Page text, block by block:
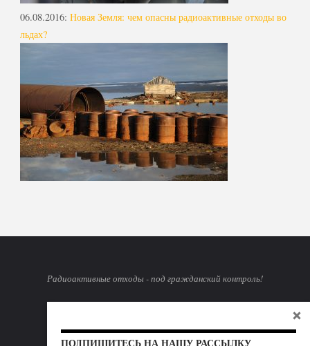
06.08.2016: Новая Земля: чем опасны радиоактивные отходы во
льдах?
Радиоактивные отходы - под гражданский контроль!
ПОДПИШИТЕСЬ НА НАШУ РАССЫЛКУ